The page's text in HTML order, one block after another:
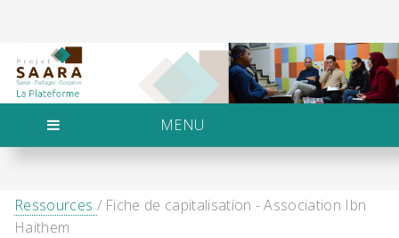
MENU
Ressources / Fiche de capitalisation - Association Ibn
Haithem